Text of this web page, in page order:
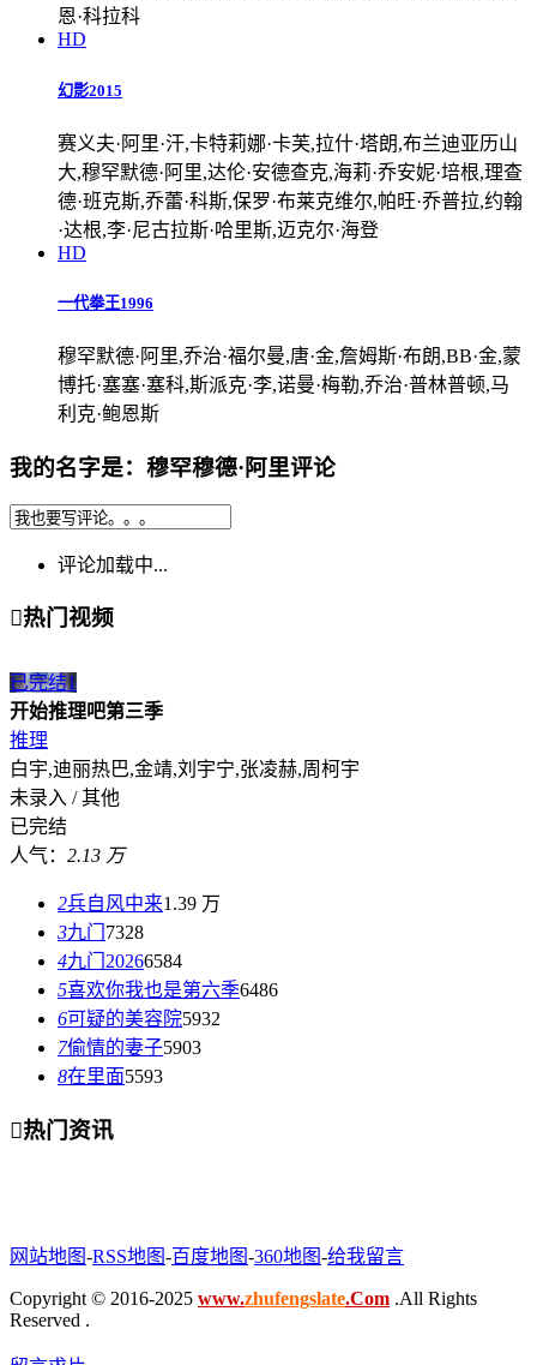
恩·科拉科
HD
幻影2015
赛义夫·阿里·汗,卡特莉娜·卡芙,拉什·塔朗,布兰迪亚历山
大,穆罕默德·阿里,达伦·安德查克,海莉·乔安妮·培根,理查
德·班克斯,乔蕾·科斯,保罗·布莱克维尔,帕旺·乔普拉,约翰
·达根,李·尼古拉斯·哈里斯,迈克尔·海登
HD
一代拳王1996
穆罕默德·阿里,乔治·福尔曼,唐·金,詹姆斯·布朗,BB·金,蒙
博托·塞塞·塞科,斯派克·李,诺曼·梅勒,乔治·普林普顿,马
利克·鲍恩斯
我的名字是：穆罕穆德·阿里评论
评论加载中...
热门视频
已完结1
开始推理吧第三季
推理
白宇,迪丽热巴,金靖,刘宇宁,张凌赫,周柯宇
未录入 / 其他
已完结
人气： 2.13 万
2兵自风中来1.39 万
3九门 7328
4九门20266584
5喜欢你我也是第六季6486
6可疑的美容院5932
7偷情的妻子5903
8在里面5593
热门资讯
网站地图-RSS地图-百度地图-360地图-给我留言
Copyright © 2016-2025 www.zhufengslate.Com .All Rights
Reserved .